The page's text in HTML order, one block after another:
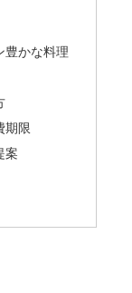
豊かな料理
期限
案